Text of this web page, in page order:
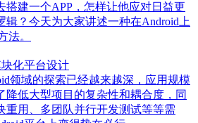
搭建一个APP，怎样让他应对日益更
辑？今天为大家讲述一种在Android上
法。
化平台设计
领域的探索已经越来越深，应用规模
降低大型项目的复杂性和耦合度，同
重用、多团队并行开发测试等等需